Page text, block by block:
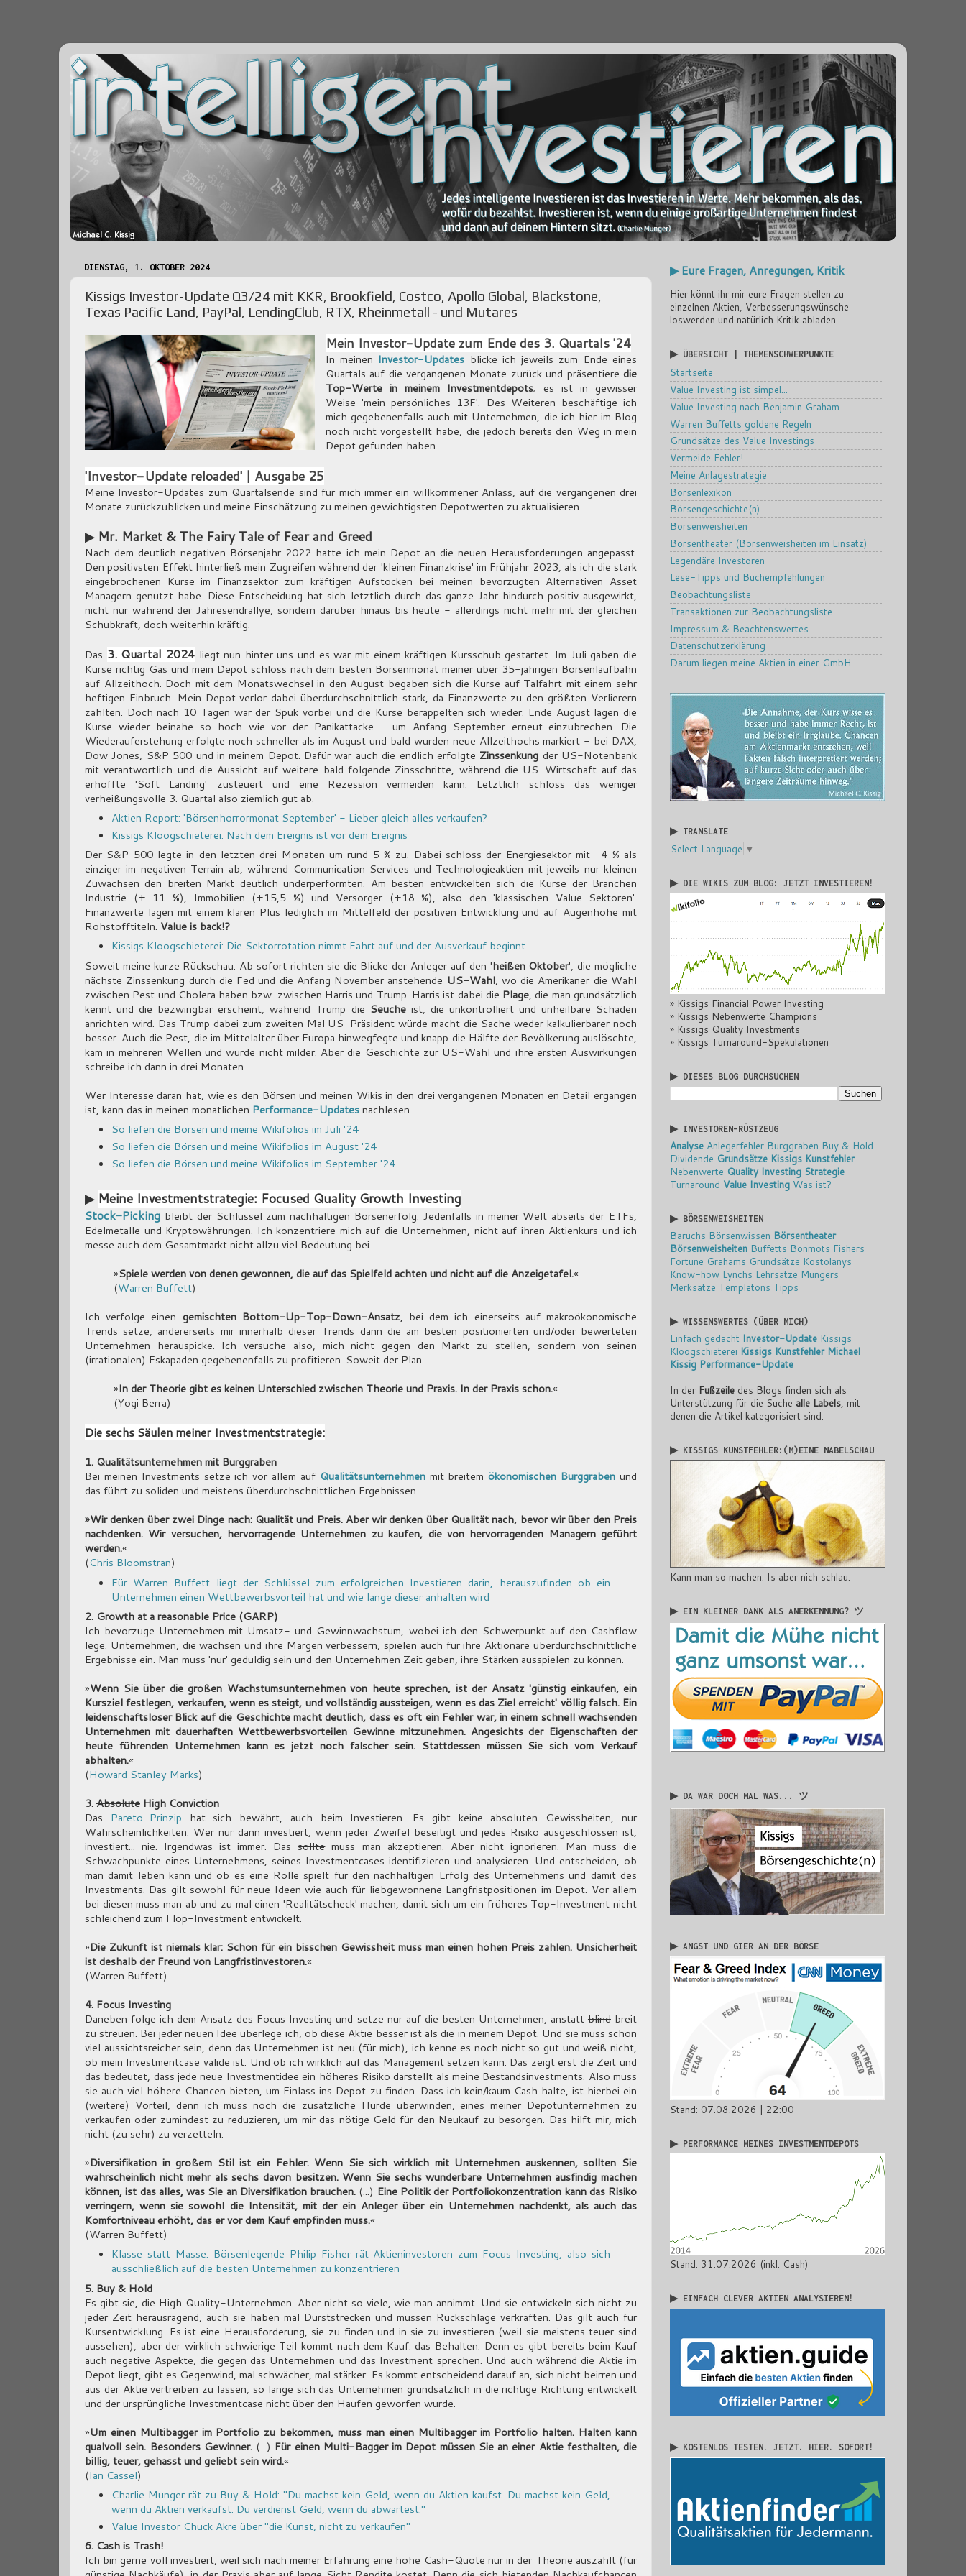
DIENSTAG, 1. OKTOBER 2024
Kissigs Investor-Update Q3/24 mit KKR, Brookfield, Costco, Apollo Global, Blackstone,
Texas Pacific Land, PayPal, LendingClub, RTX, Rheinmetall - und Mutares
Mein Investor-Update zum Ende des 3. Quartals '24
In meinen Investor-Updates blicke ich jeweils zum Ende eines
Quartals auf die vergangenen Monate zurück und präsentiere die
Top-Werte in meinem Investmentdepots; es ist in gewisser
Weise 'mein persönliches 13F'. Des Weiteren beschäftige ich
mich gegebenenfalls auch mit Unternehmen, die ich hier im Blog
noch nicht vorgestellt habe, die jedoch bereits den Weg in mein
Depot gefunden haben.
'Investor-Update reloaded' | Ausgabe 25
Meine Investor-Updates zum Quartalsende sind für mich immer ein willkommener Anlass, auf die vergangenen drei
Monate zurückzublicken und meine Einschätzung zu meinen gewichtigsten Depotwerten zu aktualisieren.
▶ Mr. Market & The Fairy Tale of Fear and Greed
Nach dem deutlich negativen Börsenjahr 2022 hatte ich mein Depot an die neuen Herausforderungen angepasst.
Den positivsten Effekt hinterließ mein Zugreifen während der 'kleinen Finanzkrise' im Frühjahr 2023, als ich die stark
eingebrochenen Kurse im Finanzsektor zum kräftigen Aufstocken bei meinen bevorzugten Alternativen Asset
Managern genutzt habe. Diese Entscheidung hat sich letztlich durch das ganze Jahr hindurch positiv ausgewirkt,
nicht nur während der Jahresendrallye, sondern darüber hinaus bis heute - allerdings nicht mehr mit der gleichen
Schubkraft, doch weiterhin kräftig.
Das 3. Quartal 2024liegt nun hinter uns und es war mit einem kräftigen Kursschub gestartet. Im Juli gaben die
Kurse richtig Gas und mein Depot schloss nach dem besten Börsenmonat meiner über 35-jährigen Börsenlaufbahn
auf Allzeithoch. Doch mit dem Monatswechsel in den August begaben sich die Kurse auf Talfahrt mit einem sehr
heftigen Einbruch. Mein Depot verlor dabei überdurchschnittlich stark, da Finanzwerte zu den größten Verlierern
zählten. Doch nach 10 Tagen war der Spuk vorbei und die Kurse berappelten sich wieder. Ende August lagen die
Kurse wieder beinahe so hoch wie vor der Panikattacke - um Anfang September erneut einzubrechen. Die
Wiederauferstehung erfolgte noch schneller als im August und bald wurden neue Allzeithochs markiert - bei DAX,
Dow Jones, S&P 500 und in meinem Depot. Dafür war auch die endlich erfolgte Zinssenkung der US-Notenbank
mit verantwortlich und die Aussicht auf weitere bald folgende Zinsschritte, während die US-Wirtschaft auf das
erhoffte 'Soft Landing' zusteuert und eine Rezession vermeiden kann. Letztlich schloss das weniger
verheißungsvolle 3. Quartal also ziemlich gut ab.
Aktien Report: 'Börsenhorrormonat September' - Lieber gleich alles verkaufen?
Kissigs Kloogschieterei: Nach dem Ereignis ist vor dem Ereignis
Der S&P 500 legte in den letzten drei Monaten um rund 5 % zu. Dabei schloss der Energiesektor mit -4 % als
einziger im negativen Terrain ab, während Communication Services und Technologieaktien mit jeweils nur kleinen
Zuwächsen den breiten Markt deutlich underperformten. Am besten entwickelten sich die Kurse der Branchen
Industrie (+ 11 %), Immobilien (+15,5 %) und Versorger (+18 %), also den 'klassischen Value-Sektoren'.
Finanzwerte lagen mit einem klaren Plus lediglich im Mittelfeld der positiven Entwicklung und auf Augenhöhe mit
Rohstofftiteln. Value is back!?
Kissigs Kloogschieterei: Die Sektorrotation nimmt Fahrt auf und der Ausverkauf beginnt...
Soweit meine kurze Rückschau. Ab sofort richten sie die Blicke der Anleger auf den 'heißen Oktober', die mögliche
nächste Zinssenkung durch die Fed und die Anfang November anstehende US-Wahl, wo die Amerikaner die Wahl
zwischen Pest und Cholera haben bzw. zwischen Harris und Trump. Harris ist dabei die Plage, die man grundsätzlich
kennt und die bezwingbar erscheint, während Trump die Seucheist, die unkontrolliert und unheilbare Schäden
anrichten wird. Das Trump dabei zum zweiten Mal US-Präsident würde macht die Sache weder kalkulierbarer noch
besser. Auch die Pest, die im Mittelalter über Europa hinwegfegte und knapp die Hälfte der Bevölkerung auslöschte,
kam in mehreren Wellen und wurde nicht milder. Aber die Geschichte zur US-Wahl und ihre ersten Auswirkungen
schreibe ich dann in drei Monaten...
Wer Interesse daran hat, wie es den Börsen und meinen Wikis in den drei vergangenen Monaten en Detail ergangen
ist, kann das in meinen monatlichen Performance-Updatesnachlesen.
So liefen die Börsen und meine Wikifolios im Juli '24
So liefen die Börsen und meine Wikifolios im August '24
So liefen die Börsen und meine Wikifolios im September '24
▶ Meine Investmentstrategie: Focused Quality Growth Investing
Stock-Picking bleibt der Schlüssel zum nachhaltigen Börsenerfolg. Jedenfalls in meiner Welt abseits der ETFs,
Edelmetalle und Kryptowährungen. Ich konzentriere mich auf die Unternehmen, nicht auf ihren Aktienkurs und ich
messe auch dem Gesamtmarkt nicht allzu viel Bedeutung bei.
»Spiele werden von denen gewonnen, die auf das Spielfeld achten und nicht auf die Anzeigetafel.«
(Warren Buffett)
Ich verfolge einen gemischten Bottom-Up-Top-Down-Ansatz, bei dem ich einerseits auf makroökonomische
Trends setze, andererseits mir innerhalb dieser Trends dann die am besten positionierten und/oder bewerteten
Unternehmen herauspicke. Ich versuche also, mich nicht gegen den Markt zu stellen, sondern von seinen
(irrationalen) Eskapaden gegebenenfalls zu profitieren. Soweit der Plan...
»In der Theorie gibt es keinen Unterschied zwischen Theorie und Praxis. In der Praxis schon.«
(Yogi Berra)
Die sechs Säulen meiner Investmentstrategie:
1. Qualitätsunternehmen mit Burggraben
Bei meinen Investments setze ich vor allem auf Qualitätsunternehmenmit breitemökonomischen Burggraben und
das führt zu soliden und meistens überdurchschnittlichen Ergebnissen.
»Wir denken über zwei Dinge nach: Qualität und Preis. Aber wir denken über Qualität nach, bevor wir über den Preis
nachdenken. Wir versuchen, hervorragende Unternehmen zu kaufen, die von hervorragenden Managern geführt
werden.«
(Chris Bloomstran)
Für Warren Buffett liegt der Schlüssel zum erfolgreichen Investieren darin, herauszufinden ob ein
Unternehmen einen Wettbewerbsvorteil hat und wie lange dieser anhalten wird
2. Growth at a reasonable Price (GARP)
Ich bevorzuge Unternehmen mit Umsatz- und Gewinnwachstum, wobei ich den Schwerpunkt auf den Cashflow
lege. Unternehmen, die wachsen und ihre Margen verbessern, spielen auch für ihre Aktionäre überdurchschnittliche
Ergebnisse ein. Man muss 'nur' geduldig sein und den Unternehmen Zeit geben, ihre Stärken ausspielen zu können.
»Wenn Sie über die großen Wachstumsunternehmen von heute sprechen, ist der Ansatz 'günstig einkaufen, ein
Kursziel festlegen, verkaufen, wenn es steigt, und vollständig aussteigen, wenn es das Ziel erreicht' völlig falsch. Ein
leidenschaftsloser Blick auf die Geschichte macht deutlich, dass es oft ein Fehler war, in einem schnell wachsenden
Unternehmen mit dauerhaften Wettbewerbsvorteilen Gewinne mitzunehmen. Angesichts der Eigenschaften der
heute führenden Unternehmen kann es jetzt noch falscher sein. Stattdessen müssen Sie sich vom Verkauf
abhalten.«
(Howard Stanley Marks)
3.Absolute High Conviction
Das Pareto-Prinzip hat sich bewährt, auch beim Investieren. Es gibt keine absoluten Gewissheiten, nur
Wahrscheinlichkeiten. Wer nur dann investiert, wenn jeder Zweifel beseitigt und jedes Risiko ausgeschlossen ist,
investiert... nie. Irgendwas ist immer. Dassolltemuss man akzeptieren. Aber nicht ignorieren. Man muss die
Schwachpunkte eines Unternehmens, seines Investmentcases identifizieren und analysieren. Und entscheiden, ob
man damit leben kann und ob es eine Rolle spielt für den nachhaltigen Erfolg des Unternehmens und damit des
Investments. Das gilt sowohl für neue Ideen wie auch für liebgewonnene Langfristpositionen im Depot. Vor allem
bei diesen muss man ab und zu mal einen 'Realitätscheck' machen, damit sich um ein früheres Top-Investment nicht
schleichend zum Flop-Investment entwickelt.
»Die Zukunft ist niemals klar: Schon für ein bisschen Gewissheit muss man einen hohen Preis zahlen. Unsicherheit
ist deshalb der Freund von Langfristinvestoren.«
(Warren Buffett)
4. Focus Investing
Daneben folge ich dem Ansatz des Focus Investing und setze nur auf die besten Unternehmen, anstatt blindbreit
zu streuen. Bei jeder neuen Idee überlege ich, ob diese Aktie besser ist als die in meinem Depot. Und sie muss schon
viel aussichtsreicher sein, denn das Unternehmen ist neu (für mich), ich kenne es noch nicht so gut und weiß nicht,
ob mein Investmentcase valide ist. Und ob ich wirklich auf das Management setzen kann. Das zeigt erst die Zeit und
das bedeutet, dass jede neue Investmentidee ein höheres Risiko darstellt als meine Bestandsinvestments. Also muss
sie auch viel höhere Chancen bieten, um Einlass ins Depot zu finden. Dass ich kein/kaum Cash halte, ist hierbei ein
(weitere) Vorteil, denn ich muss noch die zusätzliche Hürde überwinden, eines meiner Depotunternehmen zu
verkaufen oder zumindest zu reduzieren, um mir das nötige Geld für den Neukauf zu besorgen. Das hilft mir, mich
nicht (zu sehr) zu verzetteln.
»Diversifikation in großem Stil ist ein Fehler. Wenn Sie sich wirklich mit Unternehmen auskennen, sollten Sie
wahrscheinlich nicht mehr als sechs davon besitzen. Wenn Sie sechs wunderbare Unternehmen ausfindig machen
können, ist das alles, was Sie an Diversifikation brauchen. (...) Eine Politik der Portfoliokonzentration kann das Risiko
verringern, wenn sie sowohl die Intensität, mit der ein Anleger über ein Unternehmen nachdenkt, als auch das
Komfortniveau erhöht, das er vor dem Kauf empfinden muss.«
(Warren Buffett)
Klasse statt Masse: Börsenlegende Philip Fisher rät Aktieninvestoren zum Focus Investing, also sich
ausschließlich auf die besten Unternehmen zu konzentrieren
5. Buy & Hold
Es gibt sie, die High Quality-Unternehmen. Aber nicht so viele, wie man annimmt. Und sie entwickeln sich nicht zu
jeder Zeit herausragend, auch sie haben mal Durststrecken und müssen Rückschläge verkraften. Das gilt auch für
Kursentwicklung. Es ist eine Herausforderung, sie zu finden und in sie zu investieren (weil sie meistens teuer sind
aussehen), aber der wirklich schwierige Teil kommt nach dem Kauf: das Behalten. Denn es gibt bereits beim Kauf
auch negative Aspekte, die gegen das Unternehmen und das Investment sprechen. Und auch während die Aktie im
Depot liegt, gibt es Gegenwind, mal schwächer, mal stärker. Es kommt entscheidend darauf an, sich nicht beirren und
aus der Aktie vertreiben zu lassen, so lange sich das Unternehmen grundsätzlich in die richtige Richtung entwickelt
und der ursprüngliche Investmentcase nicht über den Haufen geworfen wurde.
»Um einen Multibagger im Portfolio zu bekommen, muss man einen Multibagger im Portfolio halten. Halten kann
qualvoll sein. Besonders Gewinner. (...) Für einen Multi-Bagger im Depot müssen Sie an einer Aktie festhalten, die
billig, teuer, gehasst und geliebt sein wird.«
(Ian Cassel)
Charlie Munger rät zu Buy & Hold: "Du machst kein Geld, wenn du Aktien kaufst. Du machst kein Geld,
wenn du Aktien verkaufst. Du verdienst Geld, wenn du abwartest."
Value Investor Chuck Akre über "die Kunst, nicht zu verkaufen"
6. Cash is Trash!
Ich bin gerne voll investiert, weil sich nach meiner Erfahrung eine hohe Cash-Quote nur in der Theorie auszahlt (für
▶ Eure Fragen, Anregungen, Kritik
Hier könnt ihr mir eure Fragen stellen zu
einzelnen Aktien, Verbesserungswünsche
loswerden und natürlich Kritik abladen...
▶ ÜBERSICHT | THEMENSCHWERPUNKTE
Startseite
Value Investing ist simpel...
Value Investing nach Benjamin Graham
Warren Buffetts goldene Regeln
Grundsätze des Value Investings
Vermeide Fehler!
Meine Anlagestrategie
Börsenlexikon
Börsengeschichte(n)
Börsenweisheiten
Börsentheater (Börsenweisheiten im Einsatz)
Legendäre Investoren
Lese-Tipps und Buchempfehlungen
Beobachtungsliste
Transaktionen zur Beobachtungsliste
Impressum & Beachtenswertes
Datenschutzerklärung
Darum liegen meine Aktien in einer GmbH
▶ TRANSLATE
Select Language ▼
▶ DIE WIKIS ZUM BLOG: JETZT INVESTIEREN!
» Kissigs Financial Power Investing
» Kissigs Nebenwerte Champions
» Kissigs Quality Investments
» Kissigs Turnaround-Spekulationen
▶ DIESES BLOG DURCHSUCHEN
▶ INVESTOREN-RÜSTZEUG
Analyse Anlegerfehler Burggraben Buy & Hold
Dividende Grundsätze Kissigs Kunstfehler
Nebenwerte Quality Investing Strategie
Turnaround Value Investing Was ist?
▶ BÖRSENWEISHEITEN
Baruchs Börsenwissen Börsentheater
Börsenweisheiten Buffetts Bonmots Fishers
Fortune Grahams Grundsätze Kostolanys
Know-how Lynchs Lehrsätze Mungers
Merksätze Templetons Tipps
▶ WISSENSWERTES (ÜBER MICH)
Einfach gedacht Investor-Update Kissigs
Kloogschieterei Kissigs Kunstfehler Michael
Kissig Performance-Update
In der Fußzeile des Blogs finden sich als
Unterstützung für die Suche alle Labels , mit
denen die Artikel kategorisiert sind.
▶ KISSIGS KUNSTFEHLER:(M)EINE NABELSCHAU
Kann man so machen. Is aber nich schlau.
▶ EIN KLEINER DANK ALS ANERKENNUNG? ツ
▶ DA WAR DOCH MAL WAS... ツ
▶ ANGST UND GIER AN DER BÖRSE
Stand: 07.08.2026 | 22:00
▶ PERFORMANCE MEINES INVESTMENTDEPOTS
Stand: 31.07.2026 (inkl. Cash)
▶ EINFACH CLEVER AKTIEN ANALYSIEREN!
▶ KOSTENLOS TESTEN. JETZT. HIER. SOFORT!